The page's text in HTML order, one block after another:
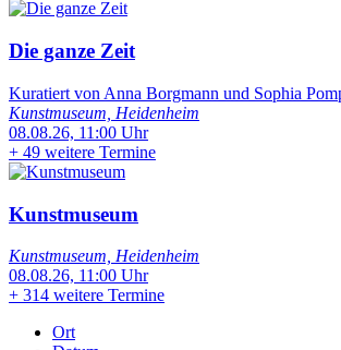
Die ganze Zeit
Kuratiert von Anna Borgmann und Sophia
Kunstmuseum, Heidenheim
08.08.26, 11:00 Uhr
+ 49 weitere Termine
Kunstmuseum
Kunstmuseum, Heidenheim
08.08.26, 11:00 Uhr
+ 314 weitere Termine
Ort